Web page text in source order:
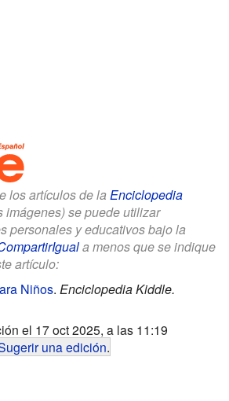
los artículos de la Enciclopedia
imágenes) se puede utilizar
personales y educativos bajo la
a menos que se indique
artículo:
Niños. Enciclopedia Kiddle.
el 17 oct 2025, a las 11:19
una edición.